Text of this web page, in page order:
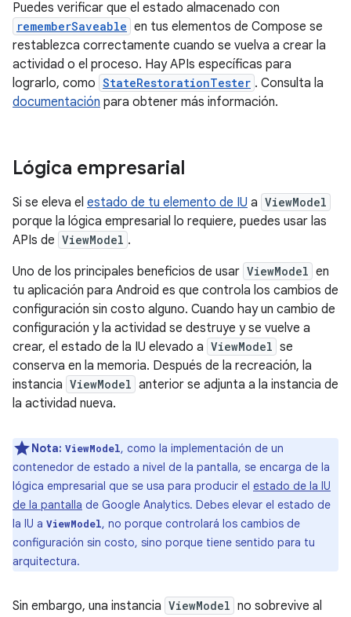
Puedes verificar que el estado almacenado con
rememberSaveable en tus elementos de Compose se
restablezca correctamente cuando se vuelva a crear la
actividad o el proceso. Hay APIs específicas para
lograrlo, como StateRestorationTester . Consulta la
documentación para obtener más información.
Lógica empresarial
Si se eleva el estado de tu elemento de IU a ViewModel
porque la lógica empresarial lo requiere, puedes usar las
APIs de ViewModel .
Uno de los principales beneficios de usar ViewModel en
tu aplicación para Android es que controla los cambios de
configuración sin costo alguno. Cuando hay un cambio de
configuración y la actividad se destruye y se vuelve a
crear, el estado de la IU elevado a ViewModel se
conserva en la memoria. Después de la recreación, la
instancia ViewModel anterior se adjunta a la instancia de
la actividad nueva.
Nota: ViewModel, como la implementación de un
contenedor de estado a nivel de la pantalla, se encarga de la
lógica empresarial que se usa para producir el estado de la IU
de la pantalla de Google Analytics. Debes elevar el estado de
la IU a ViewModel, no porque controlará los cambios de
configuración sin costo, sino porque tiene sentido para tu
arquitectura.
Sin embargo, una instancia ViewModel no sobrevive al